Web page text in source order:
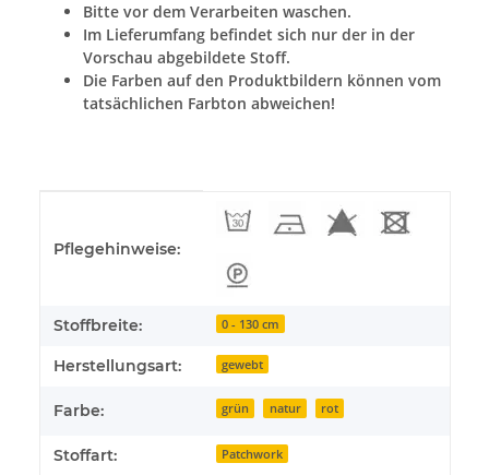
Bitte vor dem Verarbeiten waschen.
Im Lieferumfang befindet sich nur der in der
Vorschau abgebildete Stoff.
Die Farben auf den Produktbildern können vom
tatsächlichen Farbton abweichen!
Pflegehinweise:
Stoffbreite: 0 - 130 cm
Herstellungsart: gewebt
Farbe: grün natur rot
Stoffart: Patchwork